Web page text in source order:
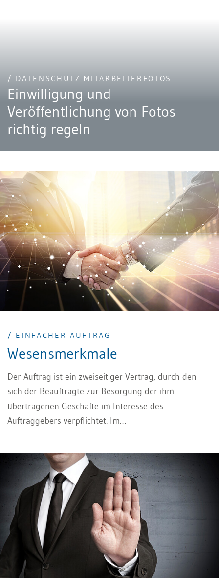
/ DATENSCHUTZ MITARBEITERFOTOS
Einwilligung und
Veröffentlichung von Fotos
richtig regeln
/ EINFACHER AUFTRAG
Wesensmerkmale
Der Auftrag ist ein zweiseitiger Vertrag, durch den
sich der Beauftragte zur Besorgung der ihm
übertragenen Geschäfte im Interesse des
Auftraggebers verpflichtet. Im
Besorgung eines Geschäftes oder einer Dienstleistung
durch den Beauftragten im Interesse und nach dem
Willen des Auftraggebers. Mehr zum Thema einfacher
Auftrag erfahren Sie in unserem Beitrag.